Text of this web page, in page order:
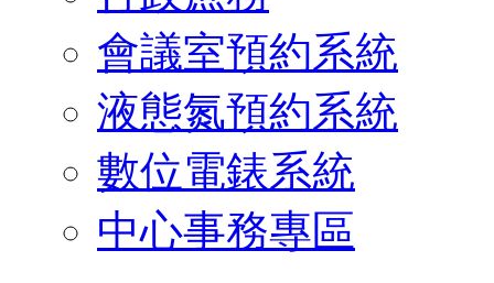
會議室預約系統
液態氮預約系統
數位電錶系統
中心事務專區